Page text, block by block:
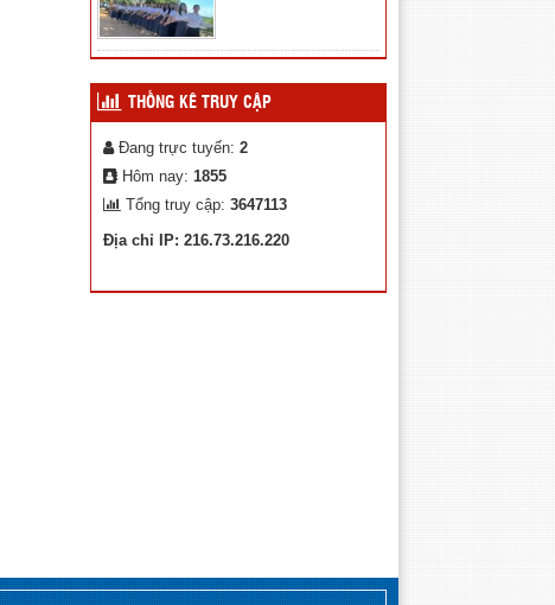
Phòng GD&ĐT huyện phối hợp với
Ban An toàn giao thông huyện Krông Nô
An toàn giao thông cho cán bộ quản lý
và giáo viên ngành giáo dục năm 2024
Phòng Giáo dục và Đào tạo huyện
Krông Nô tham gia Hội thi giáo viên chủ
nhiệm lớp giỏi cấp tiểu học tỉnh Đăk
Nông, năm học 2024-2025
THỐNG KÊ TRUY CẬP
Đang trực tuyến: 2
Hôm nay: 1855
Tổng truy cập: 3647113
Địa chỉ IP: 216.73.216.220